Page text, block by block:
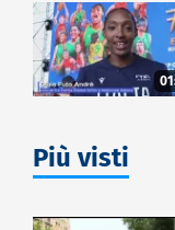
Più visti